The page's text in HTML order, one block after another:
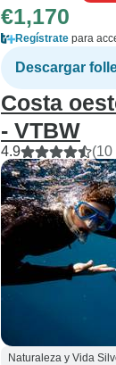
€1,170
Regístrate para
Descargar
Costa
- VTBW
4.9 (10
Naturaleza y Vida